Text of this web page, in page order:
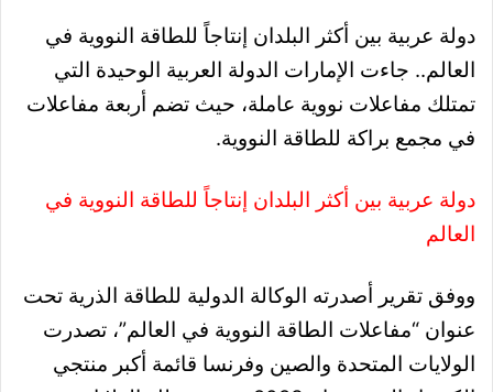
دولة عربية بين أكثر البلدان إنتاجاً للطاقة النووية في
العالم.. جاءت الإمارات الدولة العربية الوحيدة التي
تمتلك مفاعلات نووية عاملة، حيث تضم أربعة مفاعلات
في مجمع براكة للطاقة النووية.
دولة عربية بين أكثر البلدان إنتاجاً للطاقة النووية في
العالم
ووفق تقرير أصدرته الوكالة الدولية للطاقة الذرية تحت
عنوان “مفاعلات الطاقة النووية في العالم”، تصدرت
الولايات المتحدة والصين وفرنسا قائمة أكبر منتجي